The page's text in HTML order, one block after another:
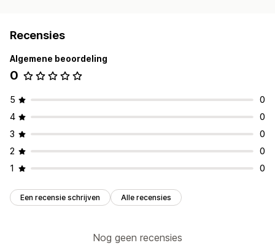
Recensies
Algemene beoordeling
0
5
0
4
0
3
0
2
0
1
0
Een recensie schrijven Alle recensies
Nog geen recensies